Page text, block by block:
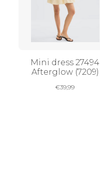
Mini dress 27494
Afterglow (7209)
€39,99